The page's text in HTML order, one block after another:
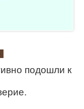
подошли к